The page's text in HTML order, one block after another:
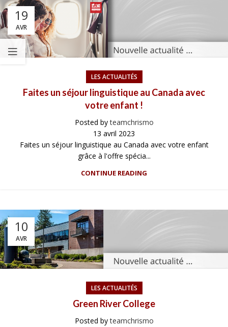
19
AVR
LES ACTUALITÉS
Faites un séjour linguistique au Canada avec
votre enfant !
Posted by teamchrismo
13 avril 2023
Faites un séjour linguistique au Canada avec votre enfant
grâce à l'offre spécia...
CONTINUE READING
10
AVR
LES ACTUALITÉS
Green River College
Posted by teamchrismo